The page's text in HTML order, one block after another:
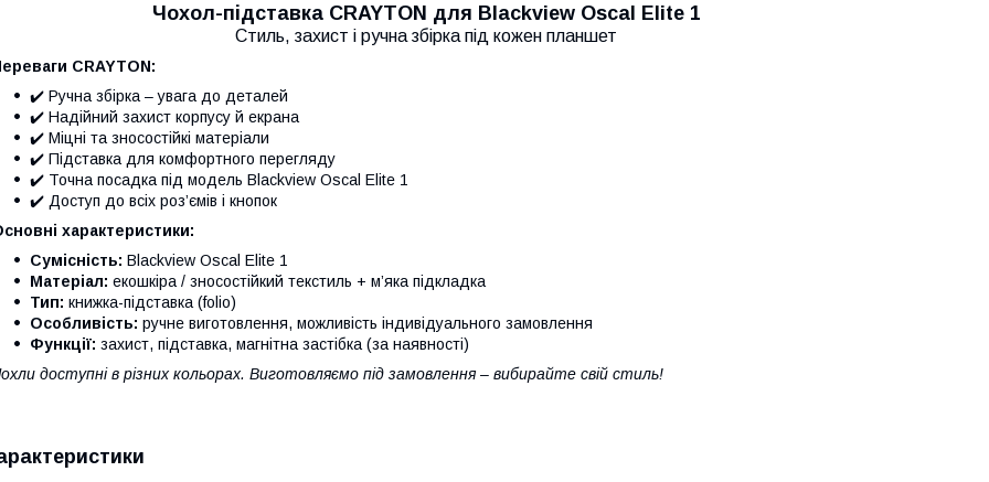
Чохол-підставка CRAYTON для Blackview Oscal Elite 1
Стиль, захист і ручна збірка під кожен планшет
CRAYTON:
✔️ Ручна збірка – увага до деталей
✔️ Надійний захист корпусу й екрана
✔️ Міцні та зносостійкі матеріали
✔️ Підставка для комфортного перегляду
✔️ Точна посадка під модель Blackview Oscal Elite 1
✔️ Доступ до всіх роз’ємів і кнопок
характеристики:
Сумісність: Blackview Oscal Elite 1
Матеріал: екошкіра / зносостійкий текстиль + м’яка підкладка
Тип: книжка-підставка (folio)
Особливість: ручне виготовлення, можливість індивідуального замовлення
Функції: захист, підставка, магнітна застібка (за наявності)
доступні в різних кольорах. Виготовляємо під замовлення – вибирайте свій стиль!